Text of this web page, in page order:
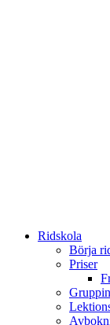
Ridskola
Börja
Priser